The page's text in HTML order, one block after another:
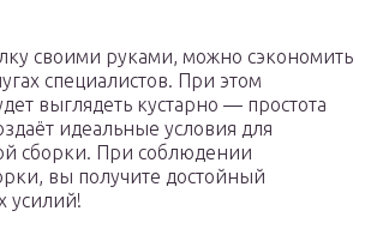
своими руками, можно сэкономить
специалистов. При этом
выглядеть кустарно — простота
идеальные условия для
сборки. При соблюдении
вы получите достойный
усилий!